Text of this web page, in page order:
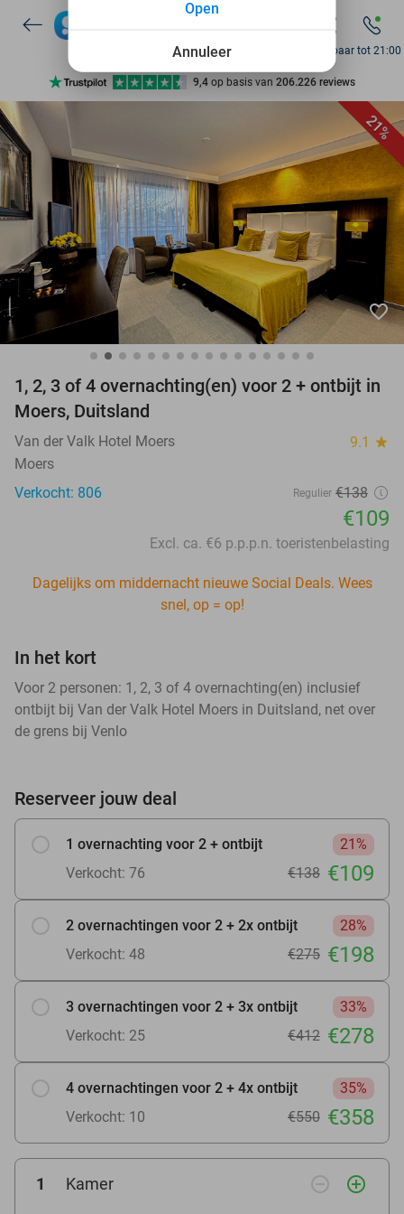
7 dagen per week beschikbaar
10+ miljoen leden
9,4 op basis van 206.226 reviews
10+ miljoen leden
Bereikbaar tot 21:00
21%
favorite_border
1, 2, 3 of 4 overnachting(en) voor 2 + ontbijt in
Moers, Duitsland
Van der Valk Hotel Moers 9.1 star
Moers
Verkocht: 806
Regulier €138
€109
Excl. ca. €6 p.p.p.n. toeristenbelasting
Dagelijks om middernacht nieuwe Social Deals. Wees
snel, op = op!
In het kort
Voor 2 personen: 1, 2, 3 of 4 overnachting(en) inclusief
ontbijt bij Van der Valk Hotel Moers in Duitsland, net over
de grens bij Venlo
Reserveer jouw deal
1 overnachting voor 2 + ontbijt
21%
Verkocht: 76
€138 €109
2 overnachtingen voor 2 + 2x ontbijt
28%
Verkocht: 48
€275 €198
3 overnachtingen voor 2 + 3x ontbijt
33%
Verkocht: 25
€412 €278
4 overnachtingen voor 2 + 4x ontbijt
35%
Verkocht: 10
€550 €358
1 Kamer remove_circle_outline add_circle_outline
Annuleer
Open